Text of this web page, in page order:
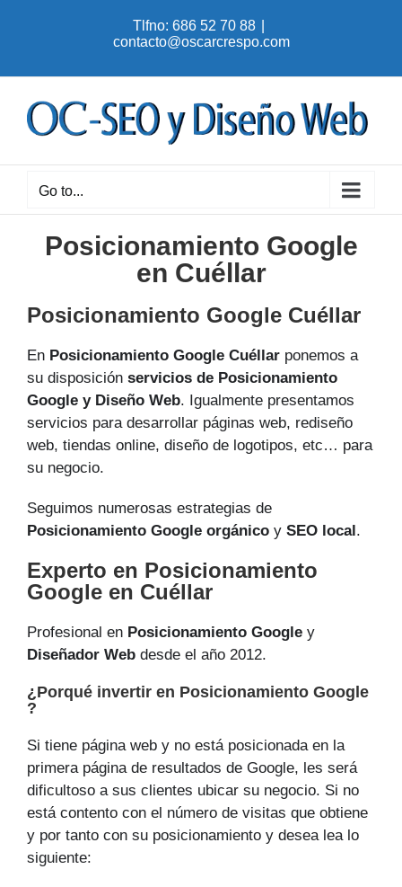
Tlfno: 686 52 70 88
contacto@oscarcrespo.com
Go to...
Posicionamiento Google
en Cuéllar
Posicionamiento Google Cuéllar
En Posicionamiento Google Cuéllar ponemos a
su disposición servicios de Posicionamiento
Google y Diseño Web. Igualmente presentamos
servicios para desarrollar páginas web, rediseño
web, tiendas online, diseño de logotipos, etc… para
su negocio.
Seguimos numerosas estrategias de
Posicionamiento Google orgánico y SEO local .
Experto en Posicionamiento
Google en Cuéllar
Profesional en Posicionamiento Google y
Diseñador Web desde el año 2012.
¿Porqué invertir en Posicionamiento Google
?
Si tiene página web y no está posicionada en la
primera página de resultados de Google, les será
dificultoso a sus clientes ubicar su negocio. Si no
está contento con el número de visitas que obtiene
y por tanto con su posicionamiento y desea lea lo
siguiente: